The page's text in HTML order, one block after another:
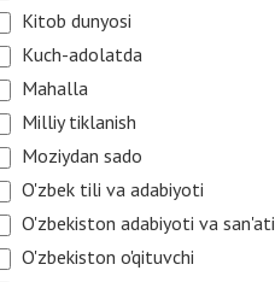
Kitob dunyosi
Kuch-adolatda
Mahalla
Milliy tiklanish
Moziydan sado
O'zbek tili va adabiyoti
O'zbekiston adabiyoti va san'ati
O'zbekiston o'qituvchi